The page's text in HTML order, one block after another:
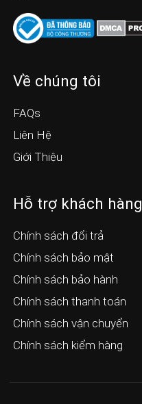
Về chúng tôi
FAQs
Liên Hệ
Giới Thiệu
Hỗ trợ khách hàng
Chính sách đổi trả
Chính sách bảo mật
Chính sách bảo hành
Chính sách thanh toán
Chính sách vận chuyển
Chính sách kiểm hàng